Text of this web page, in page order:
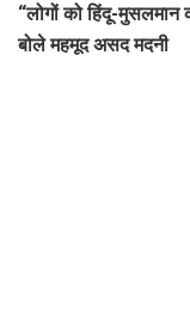
“लोगों को हिंदू-
बोले महमूद असद मदनी